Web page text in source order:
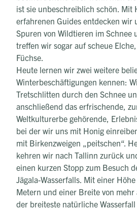
ist sie unbeschreiblich schön. Mit
erfahrenen Guides entdecken wir
Spuren von Wildtieren im Schnee
treffen wir sogar auf scheue
Füchse.
Heute lernen wir zwei weitere
Winterbeschäftigungen kennen:
Tretschlitten durch den Schnee
anschließend das erfrischende,
Weltkulturerbe gehörende,
bei der wir uns mit Honig
mit Birkenzweigen „peitschen“.
kehren wir nach Tallinn zurück
einen kurzen Stopp zum Besuch
Jägala-Wasserfalls. Mit einer
Metern und einer Breite von
der breiteste natürliche